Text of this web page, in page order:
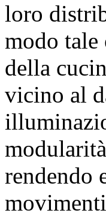
loro
modo
della
vicino al
rendendo